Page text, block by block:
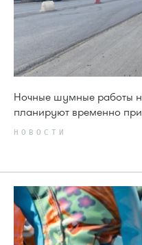
Ночные шумные работы
планируют временно
НОВОСТИ